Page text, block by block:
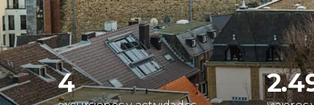
Turquía
4